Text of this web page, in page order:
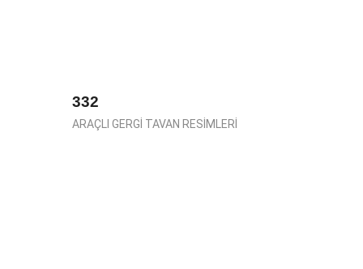
332
ARAÇLI GERGİ TAVAN RESİMLERİ